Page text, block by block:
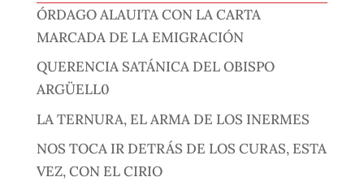
ÓRDAGO ALAUITA CON LA CARTA
MARCADA DE LA EMIGRACIÓN
QUERENCIA SATÁNICA DEL OBISPO
ARGÜELL0
LA TERNURA, EL ARMA DE LOS INERMES
NOS TOCA IR DETRÁS DE LOS CURAS, ESTA
VEZ, CON EL CIRIO